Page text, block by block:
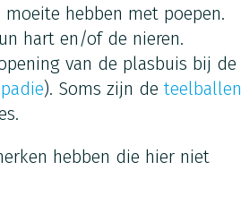
moeite hebben met poepen.
hart en/of de nieren.
van de plasbuis bij de
). Soms zijn de teelballen
hebben die hier niet